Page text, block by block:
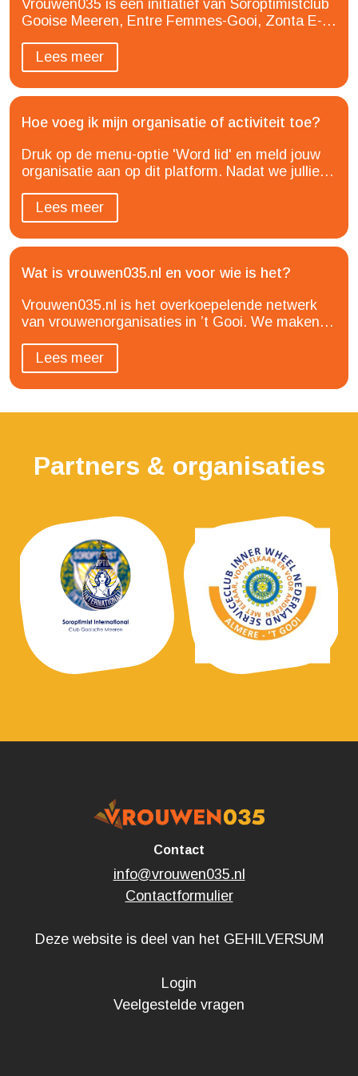
Vrouwen035 is een initiatief van Soroptimistclub
Gooise Meeren, Entre Femmes-Gooi, Zonta E-
Els Borst Netwerk en een paar andere vrouwen.
Vrouwen035 is...
Lees meer
Hoe voeg ik mijn organisatie of activiteit toe?
Druk op de menu-optie 'Word lid' en meld jouw
organisatie aan op dit platform. Nadat we jullie
Lees meer
Wat is vrouwen035.nl en voor wie is het?
Vrouwen035.nl is het overkoepelende netwerk
van vrouwenorganisaties in ’t Gooi. We maken
mensen bij elkaar. Vrouwen035 verenigt
Verenigingen en Clubs....
Lees meer
Partners & organisaties
Contact
info@vrouwen035.nl
Contactformulier
Deze website is deel van het GEHILVERSUM
Login
Veelgestelde vragen